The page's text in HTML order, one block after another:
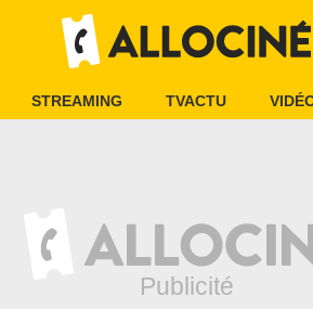
STREAMING TVACTU